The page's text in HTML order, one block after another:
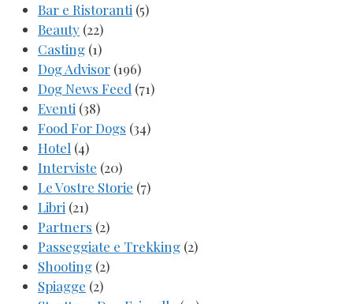
Bar e Ristoranti (5)
Beauty (22)
Casting (1)
Dog Advisor (196)
Dog News Feed (71)
Eventi (38)
Food For Dogs (34)
Hotel (4)
Interviste (20)
Le Vostre Storie (7)
Libri (21)
Partners (2)
Passeggiate e Trekking (2)
Shooting (2)
Spiagge (2)